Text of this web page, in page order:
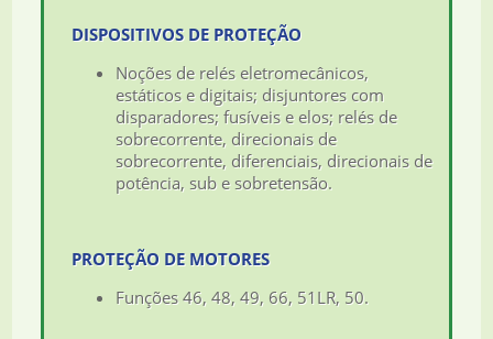
DISPOSITIVOS DE PROTEÇÃO
Noções de relés eletromecânicos,
estáticos e digitais; disjuntores com
disparadores; fusíveis e elos; relés de
sobrecorrente, direcionais de
sobrecorrente, diferenciais, direcionais de
potência, sub e sobretensão.
PROTEÇÃO DE MOTORES
Funções 46, 48, 49, 66, 51LR, 50.